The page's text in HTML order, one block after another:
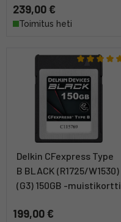
239,00 €
Toimitus heti
Delkin CFexpress Type
B BLACK (R1725/W1530)
(G3) 150GB -muistikortti
199,00 €